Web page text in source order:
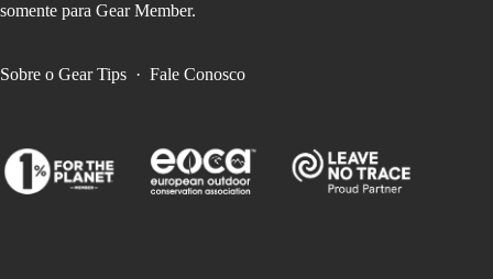
somente para Gear Member.
Sobre o Gear Tips · Fale Conosco